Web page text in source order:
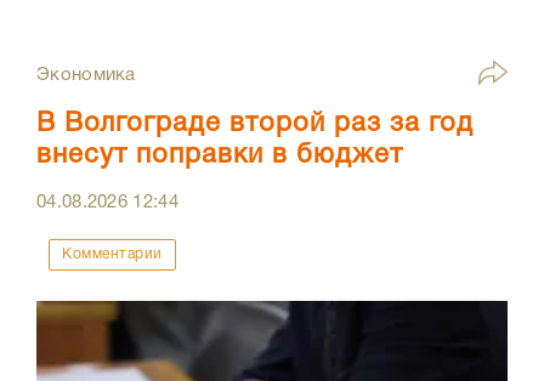
Экономика
В Волгограде второй раз за год
внесут поправки в бюджет
04.08.2026 12:44
Комментарии